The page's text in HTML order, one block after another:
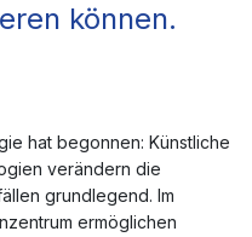
können.
hat begonnen: Künstliche
verändern die
grundlegend. Im
ermöglichen